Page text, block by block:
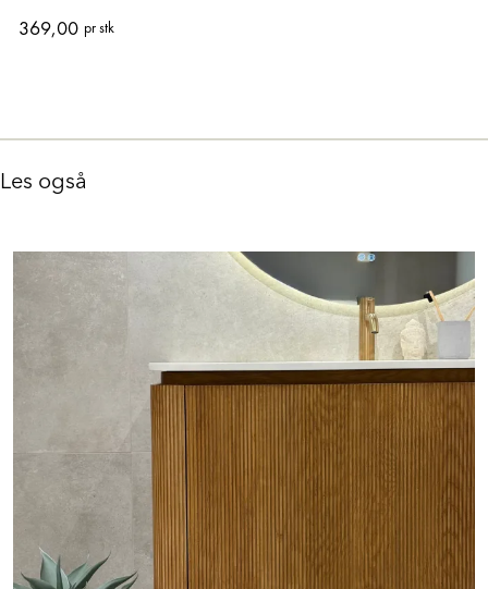
369,00 pr stk
Les også